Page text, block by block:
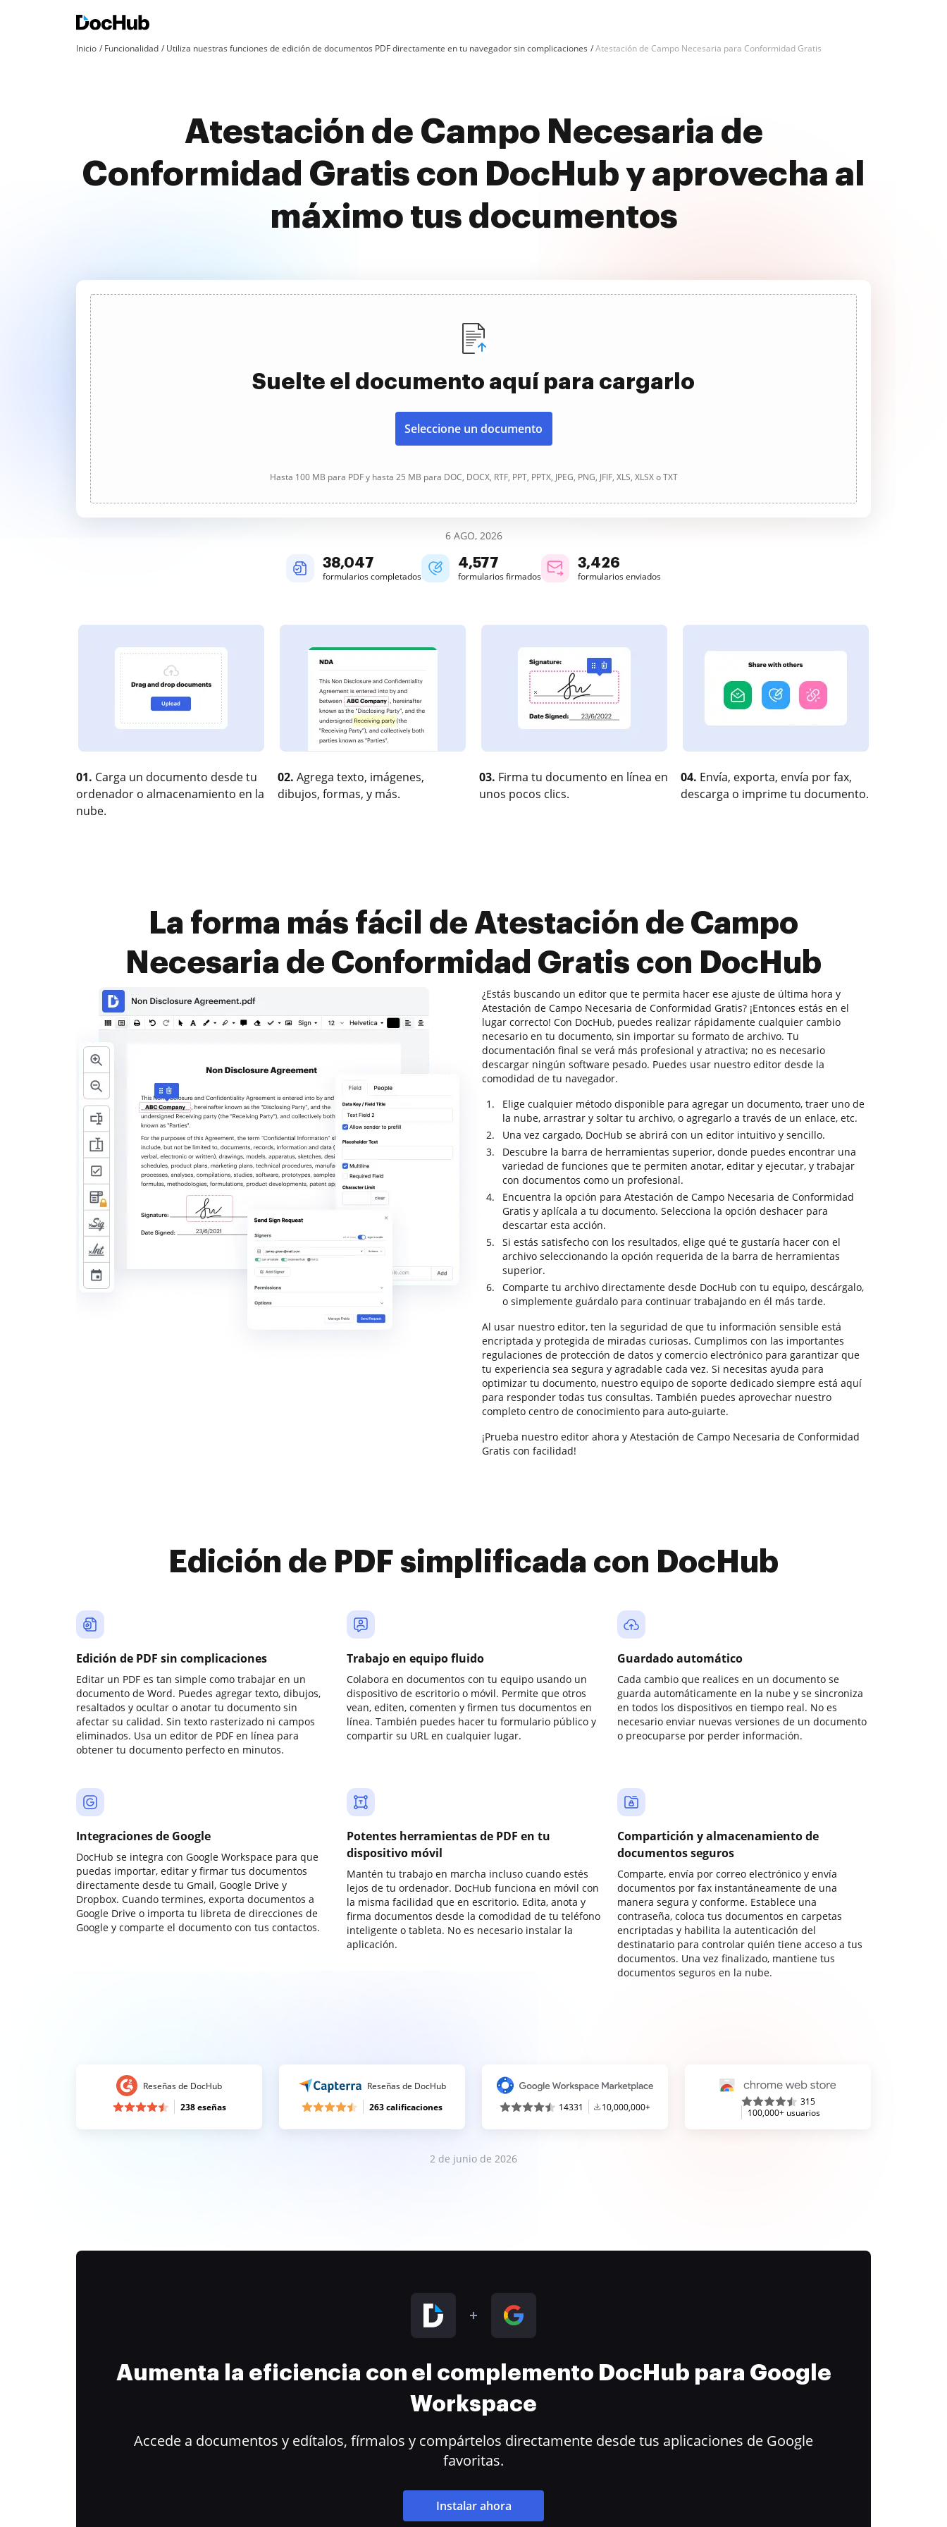
Inicio Funcionalidad Utiliza nuestras funciones de edición de documentos PDF directamente en tu navegador sin complicaciones Atestación de Campo Necesaria para Conformidad Gratis
Atestación de Campo Necesaria de
Conformidad Gratis con DocHub y aprovecha al
máximo tus documentos
Suelte el documento aquí para cargarlo
Seleccione un documento
Hasta 100 MB para PDF y hasta 25 MB para DOC, DOCX, RTF, PPT, PPTX, JPEG, PNG, JFIF, XLS, XLSX o TXT
6 AGO, 2026
38,049
formularios completados
4,577
formularios firmados
3,426
formularios enviados
01. Carga un documento desde tu
ordenador o almacenamiento en la
nube.
02. Agrega texto, imágenes,
dibujos, formas, y más.
03. Firma tu documento en línea en
unos pocos clics.
04. Envía, exporta, envía por fax,
descarga o imprime tu documento.
La forma más fácil de Atestación de Campo
Necesaria de Conformidad Gratis con DocHub
¿Estás buscando un editor que te permita hacer ese ajuste de última hora y
Atestación de Campo Necesaria de Conformidad Gratis? ¡Entonces estás en el
lugar correcto! Con DocHub, puedes realizar rápidamente cualquier cambio
necesario en tu documento, sin importar su formato de archivo. Tu
documentación final se verá más profesional y atractiva; no es necesario
descargar ningún software pesado. Puedes usar nuestro editor desde la
comodidad de tu navegador.
Elige cualquier método disponible para agregar un documento, traer uno de
la nube, arrastrar y soltar tu archivo, o agregarlo a través de un enlace, etc.
Una vez cargado, DocHub se abrirá con un editor intuitivo y sencillo.
Descubre la barra de herramientas superior, donde puedes encontrar una
variedad de funciones que te permiten anotar, editar y ejecutar, y trabajar
con documentos como un profesional.
Encuentra la opción para Atestación de Campo Necesaria de Conformidad
Gratis y aplícala a tu documento. Selecciona la opción deshacer para
descartar esta acción.
Si estás satisfecho con los resultados, elige qué te gustaría hacer con el
archivo seleccionando la opción requerida de la barra de herramientas
superior.
Comparte tu archivo directamente desde DocHub con tu equipo, descárgalo,
o simplemente guárdalo para continuar trabajando en él más tarde.
Al usar nuestro editor, ten la seguridad de que tu información sensible está
encriptada y protegida de miradas curiosas. Cumplimos con las importantes
regulaciones de protección de datos y comercio electrónico para garantizar que
tu experiencia sea segura y agradable cada vez. Si necesitas ayuda para
optimizar tu documento, nuestro equipo de soporte dedicado siempre está aquí
para responder todas tus consultas. También puedes aprovechar nuestro
completo centro de conocimiento para auto-guiarte.
¡Prueba nuestro editor ahora y Atestación de Campo Necesaria de Conformidad
Gratis con facilidad!
Edición de PDF simplificada con DocHub
Edición de PDF sin complicaciones
Editar un PDF es tan simple como trabajar en un
documento de Word. Puedes agregar texto, dibujos,
resaltados y ocultar o anotar tu documento sin
afectar su calidad. Sin texto rasterizado ni campos
eliminados. Usa un editor de PDF en línea para
obtener tu documento perfecto en minutos.
Trabajo en equipo fluido
Colabora en documentos con tu equipo usando un
dispositivo de escritorio o móvil. Permite que otros
vean, editen, comenten y firmen tus documentos en
línea. También puedes hacer tu formulario público y
compartir su URL en cualquier lugar.
Guardado automático
Cada cambio que realices en un documento se
guarda automáticamente en la nube y se sincroniza
en todos los dispositivos en tiempo real. No es
necesario enviar nuevas versiones de un documento
o preocuparse por perder información.
Integraciones de Google
DocHub se integra con Google Workspace para que
puedas importar, editar y firmar tus documentos
directamente desde tu Gmail, Google Drive y
Dropbox. Cuando termines, exporta documentos a
Google Drive o importa tu libreta de direcciones de
Google y comparte el documento con tus contactos.
Potentes herramientas de PDF en tu
dispositivo móvil
Mantén tu trabajo en marcha incluso cuando estés
lejos de tu ordenador. DocHub funciona en móvil con
la misma facilidad que en escritorio. Edita, anota y
firma documentos desde la comodidad de tu teléfono
inteligente o tableta. No es necesario instalar la
aplicación.
Compartición y almacenamiento de
documentos seguros
Comparte, envía por correo electrónico y envía
documentos por fax instantáneamente de una
manera segura y conforme. Establece una
contraseña, coloca tus documentos en carpetas
encriptadas y habilita la autenticación del
destinatario para controlar quién tiene acceso a tus
documentos. Una vez finalizado, mantiene tus
documentos seguros en la nube.
Reseñas de DocHub
238 eseñas
Reseñas de DocHub
263 calificaciones
14331 10,000,000+
315
100,000+ usuarios
2 de junio de 2026
Aumenta la eficiencia con el complemento DocHub para Google
Workspace
Accede a documentos y edítalos, fírmalos y compártelos directamente desde tus aplicaciones de Google
favoritas.
Instalar ahora